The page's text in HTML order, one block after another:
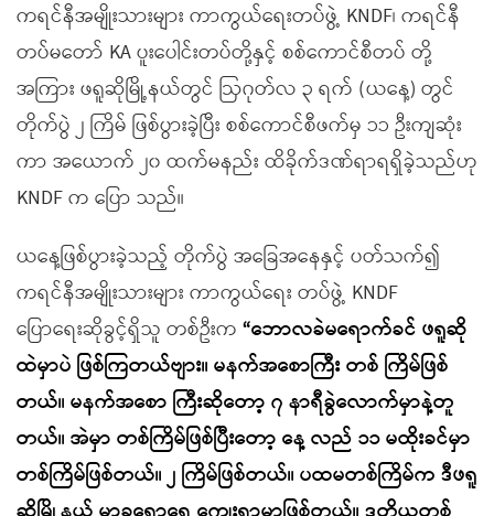
ကရင်နီအမျိုးသားများ ကာကွယ်ရေးတပ်ဖွဲ့ KNDF၊ ကရင်နီ
တပ်မတော် KA ပူးပေါင်းတပ်တို့နှင့် စစ်ကောင်စီတပ် တို့
အကြား ဖရူဆိုမြို့နယ်တွင် ဩဂုတ်လ ၃ ရက် (ယနေ့) တွင်
တိုက်ပွဲ ၂ ကြိမ် ဖြစ်ပွားခဲ့ပြီး စစ်ကောင်စီဖက်မှ ၁၁ ဦးကျဆုံး
ကာ အယောက် ၂၀ ထက်မနည်း ထိခိုက်ဒဏ်ရာရရှိခဲ့သည်ဟု
KNDF က ပြော သည်။
ယနေ့ဖြစ်ပွားခဲ့သည့် တိုက်ပွဲ အခြေအနေနှင့် ပတ်သက်၍
ကရင်နီအမျိုးသားများ ကာကွယ်ရေး တပ်ဖွဲ့ KNDF
ပြောရေးဆိုခွင့်ရှိသူ တစ်ဦးက “ဘောလခဲမရောက်ခင် ဖရူဆို
ထဲမှာပဲ ဖြစ်ကြတယ်ဗျား။ မနက်အစောကြီး တစ် ကြိမ်ဖြစ်
တယ်။ မနက်အစော ကြီးဆိုတော့ ၇ နာရီခွဲလောက်မှာနဲ့တူ
တယ်။ အဲမှာ တစ်ကြိမ်ဖြစ်ပြီးတော့ နေ့ လည် ၁၁ မထိုးခင်မှာ
တစ်ကြိမ်ဖြစ်တယ်။ ၂ ကြိမ်ဖြစ်တယ်။ ပထမတစ်ကြိမ်က ဒီဖရူ